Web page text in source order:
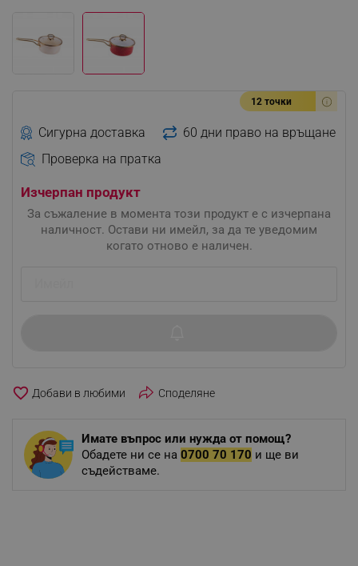
12 точки
Сигурна доставка
60 дни право на връщане
Проверка на пратка
Изчерпан продукт
За съжаление в момента този продукт е с изчерпана
наличност. Остави ни имейл, за да те уведомим
когато отново е наличен.
favorite_border Споделяне
Имате въпрос или нужда от помощ?
Обадете ни се на 0700 70 170 и ще ви
съдействаме.